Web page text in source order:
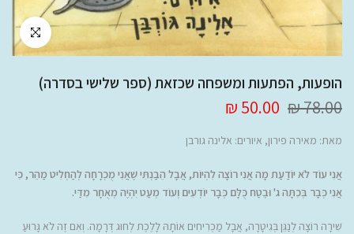
לחץ להגדלה
הופעות, הפתעות ומשפחה שכזאת (ספר שלישי בסדרה)
78.00 ₪
50.00 ₪
מאת: מאירה פירון, איורים: אלינה גורבן
אֲנִי עוֹד לֹא יוֹדַעַת מָה אֲנִי רוֹצָה לִהְיוֹת, אֲבָל הֵבַנְתִּי שֶׁאֲנִי מֻכְרָחָה לְהַחְלִיט מַהֵר, כִּי
אֲנִי כְּבָר בְּכִתָּה ג' וּבֶטַח כֻּלָּם כְּבָר יוֹדְעִים וְעוֹד מְעַט יִהְיֶה מְאֻחָר מִדַּי.
שִׁירָה רוֹצָה לְנַגֵּן בְּגִיטָרָה, אֲבָל מַכְרִיחִים אוֹתָהּ לָלֶכֶת לְחוּג דְּרָמָה. וְאִם זֶה לֹא גָּרוּעַ